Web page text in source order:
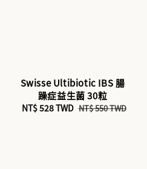
Swisse Ultibiotic IBS 腸
躁症益生菌 30粒
Sale
NT$ 528 TWD Regular
NT$ 550 TWD